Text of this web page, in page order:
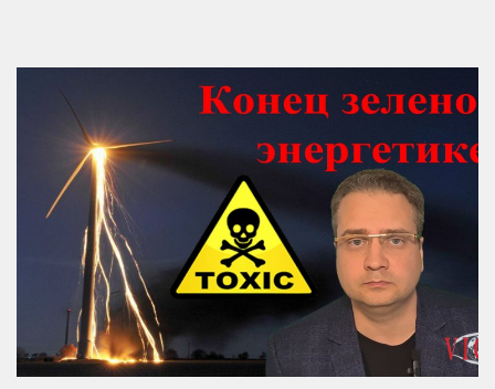
НАНОСЯТ
ПРИРОДЕ
И
ЗАЧЕМ
ИХ
НАВЯЗЫВАЮТ.
РАССКАЗЫВАЕМ
ПРАВДУ!